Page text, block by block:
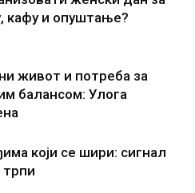
кафу и опуштање?
живот и потреба за
балансом: Улога
који се шири: сигнал
трпи